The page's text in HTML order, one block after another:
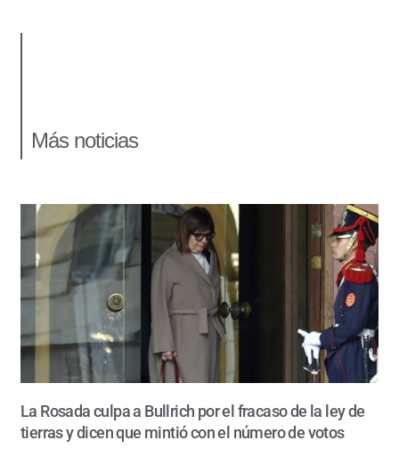
Más noticias
La Rosada culpa a Bullrich por el fracaso de la ley de
tierras y dicen que mintió con el número de votos